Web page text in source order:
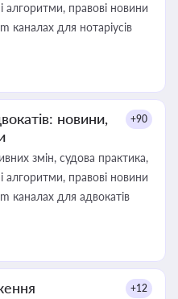
алгоритми, правові новини
каналах для нотаріусів
новини,
+90
змін, судова практика,
алгоритми, правові новини
каналах для адвокатів
+12